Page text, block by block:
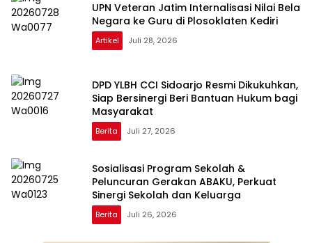
UPN Veteran Jatim Internalisasi Nilai Bela
Negara ke Guru di Plosoklaten Kediri
Artikel Juli 28, 2026
DPD YLBH CCI Sidoarjo Resmi Dikukuhkan,
Siap Bersinergi Beri Bantuan Hukum bagi
Masyarakat
Berita Juli 27, 2026
Sosialisasi Program Sekolah &
Peluncuran Gerakan ABAKU, Perkuat
Sinergi Sekolah dan Keluarga
Berita Juli 26, 2026